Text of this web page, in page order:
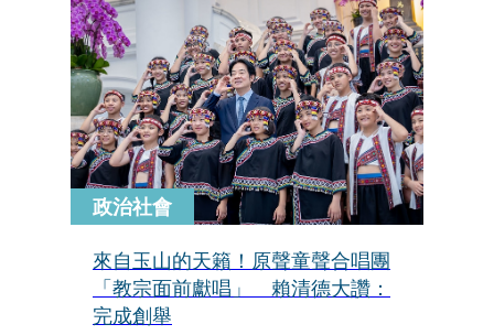
政治社會
來自玉山的天籟！原聲童聲合唱團
「教宗面前獻唱」 賴清德大讚：
完成創舉